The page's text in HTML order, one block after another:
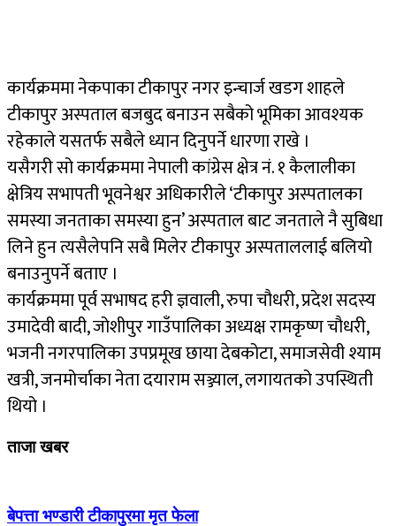
कार्यक्रममा नेकपाका टीकापुर नगर इन्चार्ज खडग शाहले
टीकापुर अस्पताल बजबुद बनाउन सबैको भूमिका आवश्यक
रहेकाले यसतर्फ सबैले ध्यान दिनुपर्ने धारणा राखे ।
यसैगरी सो कार्यक्रममा नेपाली कांग्रेस क्षेत्र नं. १ कैलालीका
क्षेत्रिय सभापती भूवनेश्वर अधिकारीले ‘टीकापुर अस्पतालका
समस्या जनताका समस्या हुन’ अस्पताल बाट जनताले नै सुबिधा
लिने हुन त्यसैलेपनि सबै मिलेर टीकापुर अस्पताललाई बलियो
बनाउनुपर्ने बताए ।
कार्यक्रममा पूर्व सभाषद हरी ज्ञवाली, रुपा चौधरी, प्रदेश सदस्य
उमादेवी बादी, जोशीपुर गाउँपालिका अध्यक्ष रामकृष्ण चौधरी,
भजनी नगरपालिका उपप्रमूख छाया देबकोटा, समाजसेवी श्याम
खत्री, जनमोर्चाका नेता दयाराम सञ्ज्याल, लगायतको उपस्थिती
थियो ।
ताजा खबर
बेपत्ता भण्डारी टीकापुरमा मृत फेला